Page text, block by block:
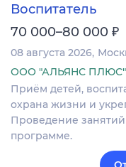
Воспитатель
70 000–80 000 ₽
08 августа 2026
ООО "АЛЬЯНС ПЛЮС"
Приём детей,
охрана жизни и
Проведение
программе.